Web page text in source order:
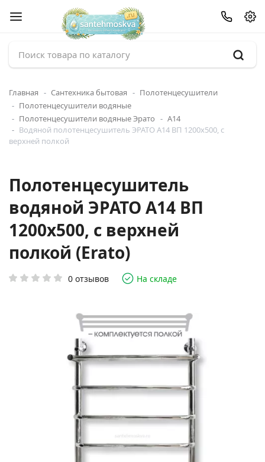
Главная Сантехника бытовая
Полотенцесушители
Полотенцесушители водяные
Полотенцесушители водяные Эрато
А14
Водяной полотенцесушитель ЭРАТО А14 ВП 1200x500, с
верхней полкой
Полотенцесушитель
водяной ЭРАТО А14 ВП
1200x500, с верхней
полкой (Erato)
0 отзывов На складе